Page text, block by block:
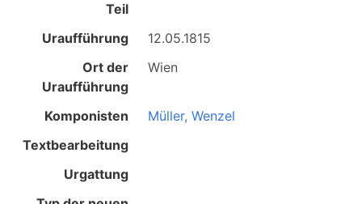
Teil
Uraufführung
12.05.1815
Ort der
Uraufführung
Wien
Komponisten
Müller, Wenzel
Textbearbeitung
Urgattung